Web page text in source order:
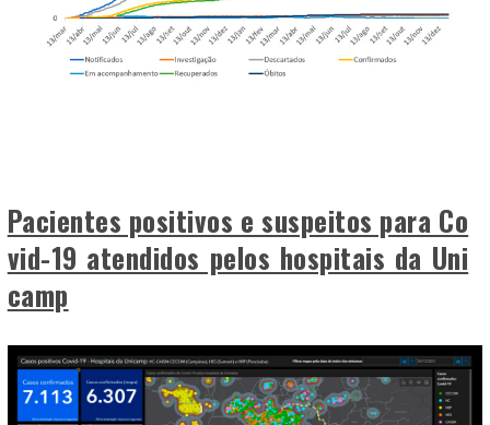
Pacientes positivos e suspeitos para Co
vid-19 atendidos pelos hospitais da Uni
camp